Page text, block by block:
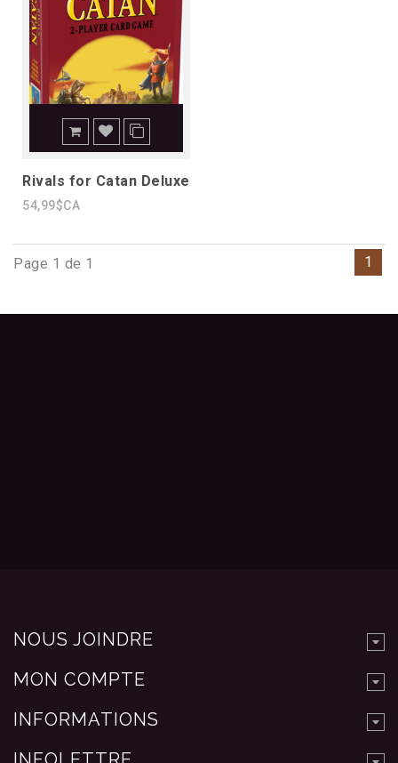
Rivals for Catan Deluxe
54,99$CA
Page 1 de 1 1
NOUS JOINDRE
MON COMPTE
INFORMATIONS